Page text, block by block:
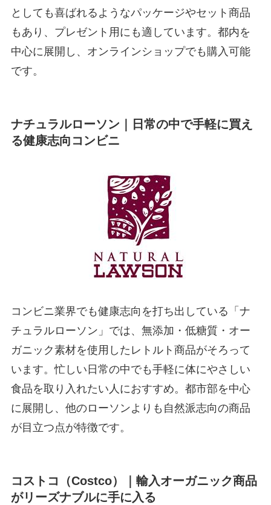
としても喜ばれるようなパッケージやセット商品
もあり、プレゼント用にも適しています。都内を
中心に展開し、オンラインショップでも購入可能
です。
ナチュラルローソン｜日常の中で手軽に買え
る健康志向コンビニ
コンビニ業界でも健康志向を打ち出している「ナ
チュラルローソン」では、無添加・低糖質・オー
ガニック素材を使用したレトルト商品がそろって
います。忙しい日常の中でも手軽に体にやさしい
食品を取り入れたい人におすすめ。都市部を中心
に展開し、他のローソンよりも自然派志向の商品
が目立つ点が特徴です。
コストコ（Costco）｜輸入オーガニック商品
がリーズナブルに手に入る